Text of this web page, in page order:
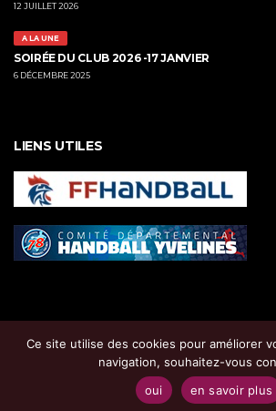
12 JUILLET 2026
A LA UNE
SOIRÉE DU CLUB 2026 -17 JANVIER
6 DÉCEMBRE 2025
LIENS UTILES
HBS 78, tous droits réservés
Ce site utilise des cookies pour améliorer
navigation, souhaitez-vous
oui
en savoir plus